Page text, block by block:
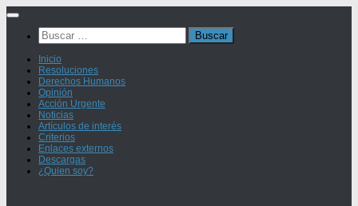
Saltar
contenidoBuscar:
Inicio
Resoluciones
Derechos Humanos
Opinión
Acción Urgente
Noticias
Artículos de interés
Criterios
Enlaces externos
Descargas
¿Quien soy?